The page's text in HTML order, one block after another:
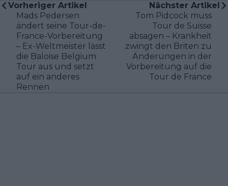
Vorheriger Artikel
Mads Pedersen
ändert seine Tour-de-
France-Vorbereitung
– Ex-Weltmeister lässt
die Baloise Belgium
Tour aus und setzt
auf ein anderes
Rennen
Nächster Artikel
Tom Pidcock muss
Tour de Suisse
absagen – Krankheit
zwingt den Briten zu
Änderungen in der
Vorbereitung auf die
Tour de France